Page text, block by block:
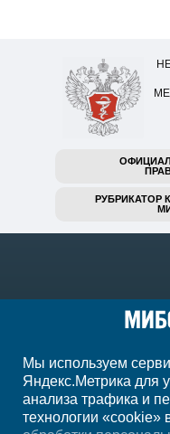
РУБРИКАТОР
+7
Мы используем
Яндекс.Метрика для
анализа трафика и
технологии «cookie»